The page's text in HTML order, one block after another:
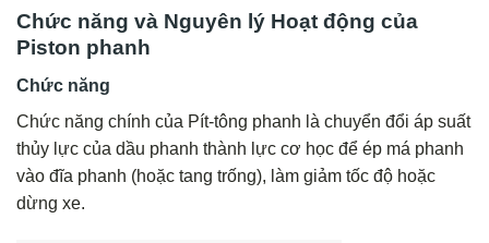
Chức năng và Nguyên lý Hoạt động của
Piston phanh
Chức năng
Chức năng chính của Pít-tông phanh là chuyển đổi áp suất
thủy lực của dầu phanh thành lực cơ học để ép má phanh
vào đĩa phanh (hoặc tang trống), làm giảm tốc độ hoặc
dừng xe.